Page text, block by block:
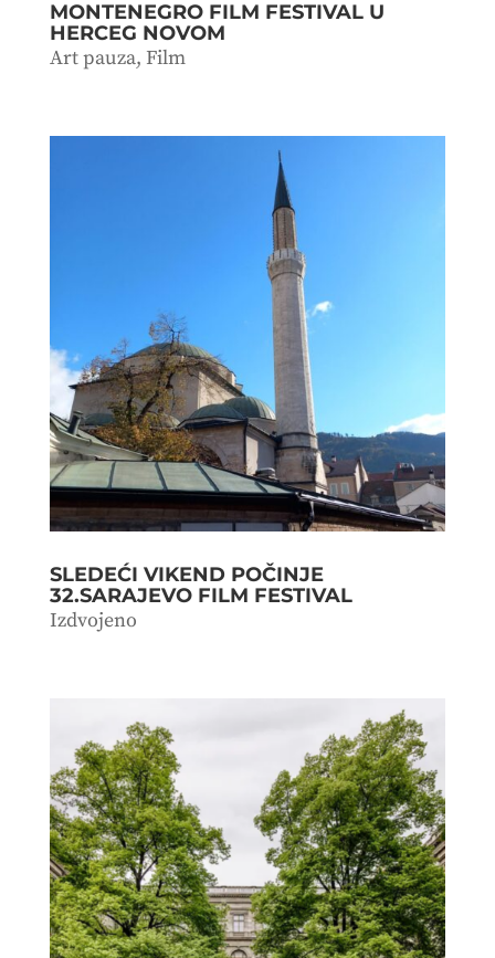
MONTENEGRO FILM FESTIVAL U
HERCEG NOVOM
Art pauza, Film
SLEDEĆI VIKEND POČINJE
32.SARAJEVO FILM FESTIVAL
Izdvojeno